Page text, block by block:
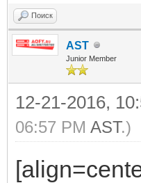
Поиск
AST
Junior Member
12-21-2016,
06:57 PM AST.)